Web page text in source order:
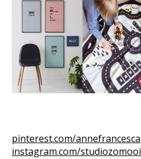
pinterest.com/annefrancesca
instagram.com/studiozomooi